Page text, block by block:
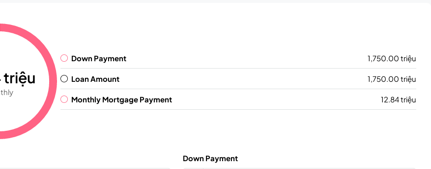
triệu
Down Payment 1,750.00 triệu
Loan Amount 1,750.00 triệu
Monthly Mortgage Payment 12.84 triệu
Down Payment